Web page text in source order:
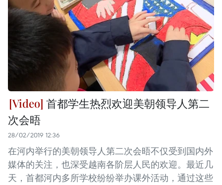
首都学生热烈欢迎美朝领导人第二
次会晤
28/02/2019 12:36
在河内举行的美朝领导人第二次会晤不仅受到国内外
媒体的关注，也深受越南各阶层人民的欢迎。最近几
天，首都河内多所学校纷纷举办课外活动，通过这些